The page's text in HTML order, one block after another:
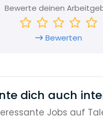
Bewerte deinen
Bewerten
dich auch
Jobs auf